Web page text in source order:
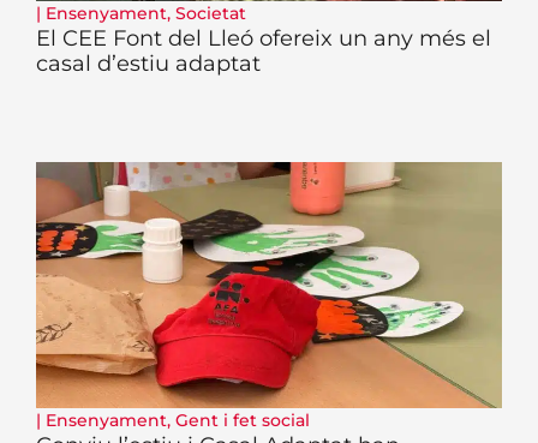
| Ensenyament, Societat
El CEE Font del Lleó ofereix un any més el
casal d’estiu adaptat
| Ensenyament, Gent i fet social